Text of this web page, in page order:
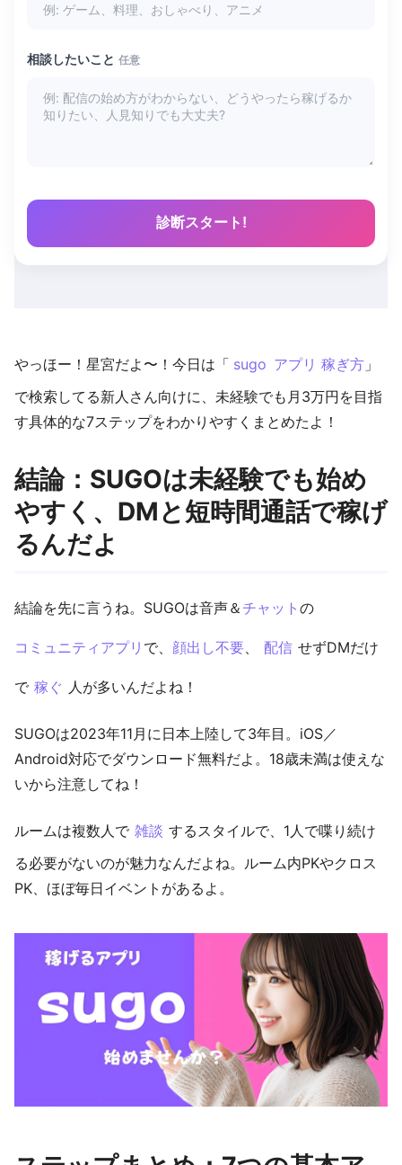
相談したいこと 任意
診断スタート!
やっほー！星宮だよ〜！今日は「 sugo アプリ 稼ぎ方 」
で検索してる新人さん向けに、未経験でも月3万円を目指
す具体的な7ステップをわかりやすくまとめたよ！
結論：SUGOは未経験でも始め
やすく、DMと短時間通話で稼げ
るんだよ
結論を先に言うね。SUGOは音声＆ チャット の
コミュニティ アプリ で、 顔出し不要、 配信 せずDMだけ
で 稼ぐ 人が多いんだよね！
SUGOは2023年11月に日本上陸して3年目。iOS／
Android対応でダウンロード無料だよ。18歳未満は使えな
いから注意してね！
ルームは複数人で 雑談 するスタイルで、1人で喋り続け
る必要がないのが魅力なんだよね。ルーム内PKやクロス
PK、ほぼ毎日イベントがあるよ。